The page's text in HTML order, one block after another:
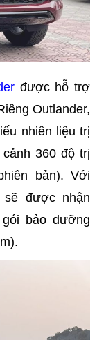
được hỗ trợ
Outlander,
nhiên liệu trị
360 độ trị
bản). Với
sẽ được nhận
bảo dưỡng